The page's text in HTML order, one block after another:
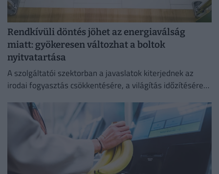
Rendkívüli döntés jöhet az energiaválság
miatt: gyökeresen változhat a boltok
nyitvatartása
A szolgáltatói szektorban a javaslatok kiterjednek az
irodai fogyasztás csökkentésére, a világítás időzítésére